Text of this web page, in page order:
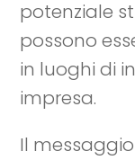
potenziale
possono
in luoghi di
impresa.
Il